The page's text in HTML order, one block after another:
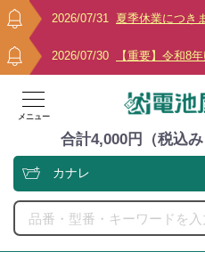
2026/07/31 夏季休業につき
2026/07/30 【重要】令和8
メニュー
合計4,000円（税込